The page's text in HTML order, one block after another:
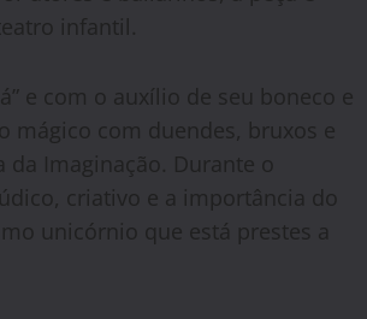
infantil.
e com o auxílio de seu boneco e
mágico com duendes, bruxos e
da Imaginação. Durante o
criativo e a importância do
unicórnio que está prestes a